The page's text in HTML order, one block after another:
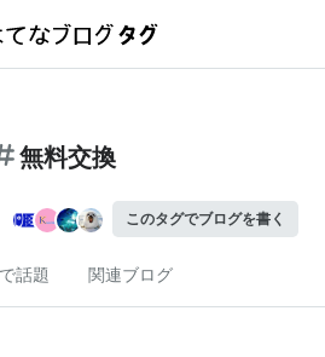
無料交換
このタグでブログを書く
話題 関連ブログ